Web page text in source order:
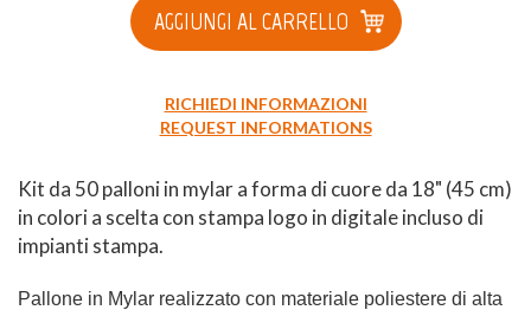
AGGIUNGI AL CARRELLO
RICHIEDI INFORMAZIONI
REQUEST INFORMATIONS
Kit da 50 palloni in mylar a forma di cuore da 18" (45 cm)
in colori a scelta con stampa logo in digitale incluso di
impianti stampa.
Pallone in Mylar realizzato con materiale poliestere di alta